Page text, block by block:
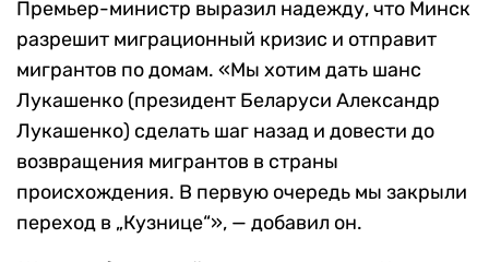
Премьер-министр выразил надежду, что Минск
разрешит миграционный кризис и отправит
мигрантов по домам. «Мы хотим дать шанс
Лукашенко (президент Беларуси Александр
Лукашенко) сделать шаг назад и довести до
возвращения мигрантов в страны
происхождения. В первую очередь мы закрыли
переход в „Кузнице“», — добавил он.